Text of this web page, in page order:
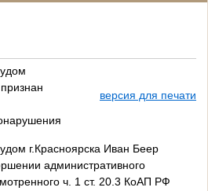
версия для печати
г.Красноярска Иван Беер
административного
ч. 1 ст. 20.3 КоАП РФ